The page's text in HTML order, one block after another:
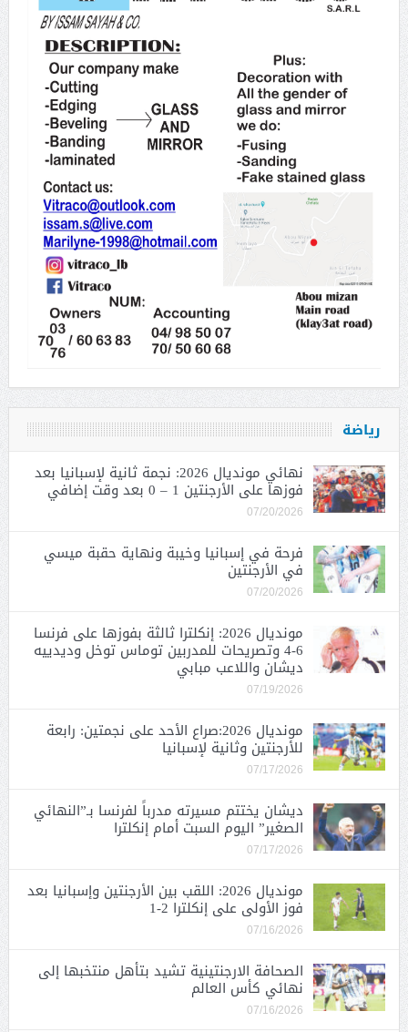
رياضة
نهائي مونديال 2026: نجمة ثانية لإسبانيا بعد
فوزها على الأرجنتين 1 – 0 بعد وقت إضافي
07/20/2026
فرحة في إسبانيا وخيبة ونهاية حقبة ميسي
في الأرجنتين
07/20/2026
مونديال 2026: إنكلترا ثالثة بفوزها على فرنسا
6-4 وتصريحات للمدربين توماس توخل وديدييه
ديشان واللاعب مبابي
07/19/2026
مونديال 2026:صراع الأحد على نجمتين: رابعة
للأرجنتين وثانية لإسبانيا
07/17/2026
ديشان يختتم مسيرته مدرباً لفرنسا بـ”النهائي
الصغير” اليوم السبت أمام إنكلترا
07/17/2026
مونديال 2026: اللقب بين الأرجنتين وإسبانيا بعد
فوز الأولى على إنكلترا 2-1
07/16/2026
الصحافة الارجنتينية تشيد بتأهل منتخبها إلى
نهائي كأس العالم
07/16/2026